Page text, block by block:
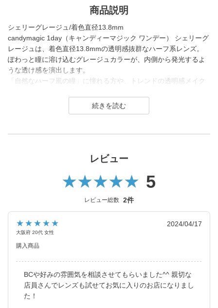
商品説明
シェリーグレージュ/着色直径13.8mm
candymagic 1day（キャンディーマジック ワンデー） シェリーグ
レージュは、着色直径13.8mmの透明感抜群なハーフ系レンズ。
ぽわっと瞳に溶け込むグレージュカラーが、内側から発光するよ
うな透け感を演出します。
「自然なハーフ風の瞳」に憧れる方や、トレンドの透明感メイク
candy magic 1day（キャンディーマジック ワンデー）は2007年
幅広い世代から愛されるロングセラーコンタクトレンズブラン
今っぽく瞳を引き立てる
ナチュラル系・ハーフ系・盛り系までバリエーション豊富に揃え
ハイスペックレンズへとリニューアル！
更に2025年にはブルーライトカット機能が独自の新技術で、より
待望の乱視用カラコン candymagic toric（キャンディーマジッ
ク トーリック）も新登場しました。
より可愛く、より瞳に優しく進化し続けるブランドです。
レビュー
5
レビュー総数 2件
★★★★★
大阪府 20代 女性
2024/04/17
購入商品
BCや好みの雰囲気を相談させてもらいました^^ 親切な
店員さんでレンズも試せてお気に入りのお店になりまし
た！